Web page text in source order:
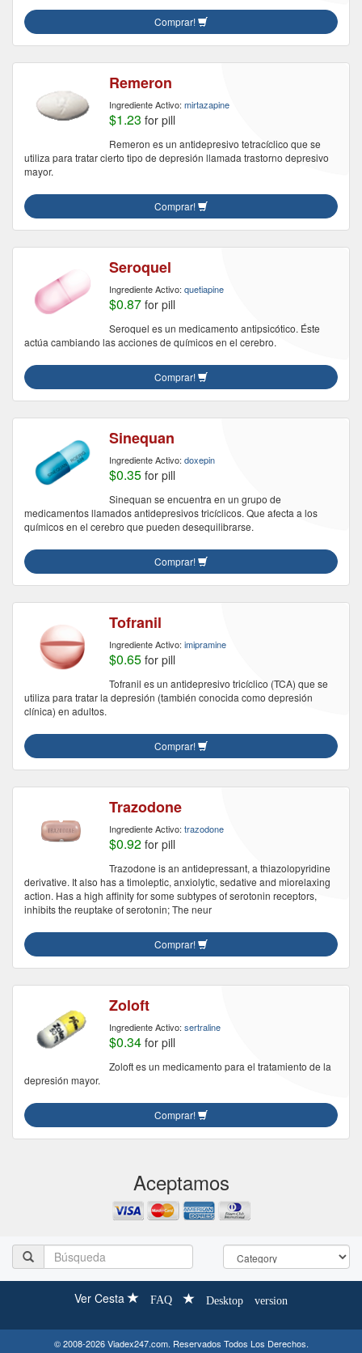
Comprar!
Remeron
Ingrediente Activo: mirtazapine
$1.23 for pill
Remeron es un antidepresivo tetracíclico que se
utiliza para tratar cierto tipo de depresión llamada trastorno depresivo
mayor.
Comprar!
Seroquel
Ingrediente Activo: quetiapine
$0.87 for pill
Seroquel es un medicamento antipsicótico. Éste
actúa cambiando las acciones de químicos en el cerebro.
Comprar!
Sinequan
Ingrediente Activo: doxepin
$0.35 for pill
Sinequan se encuentra en un grupo de
medicamentos llamados antidepresivos tricíclicos. Que afecta a los
químicos en el cerebro que pueden desequilibrarse.
Comprar!
Tofranil
Ingrediente Activo: imipramine
$0.65 for pill
Tofranil es un antidepresivo tricíclico (TCA) que se
utiliza para tratar la depresión (también conocida como depresión
clínica) en adultos.
Comprar!
Trazodone
Ingrediente Activo: trazodone
$0.92 for pill
Trazodone is an antidepressant, a thiazolopyridine
derivative. It also has a timoleptic, anxiolytic, sedative and miorelaxing
action. Has a high affinity for some subtypes of serotonin receptors,
inhibits the reuptake of serotonin; The neur
Comprar!
Zoloft
Ingrediente Activo: sertraline
$0.34 for pill
Zoloft es un medicamento para el tratamiento de la
depresión mayor.
Comprar!
Aceptamos
Ver Cesta FAQ Desktop version
© 2008-2026 Viadex247.com. Reservados Todos Los Derechos.